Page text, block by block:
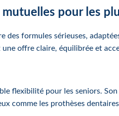
pour les
des formules sérieuses,
offre claire, équilibrée et
flexibilité pour les seniors.
comme les prothèses